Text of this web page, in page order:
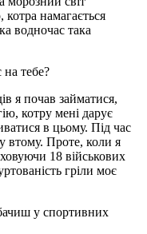
котра намагається
водночас така
на тебе?
я почав займатися,
котру мені дарує
в цьому. Під час
втому. Проте, коли я
18 військових
гріли моє
у спортивних